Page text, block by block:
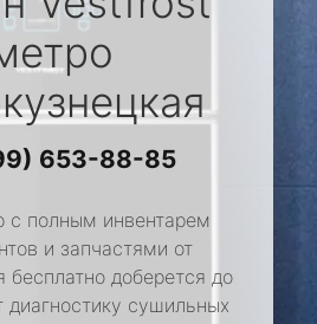
653-88-85
полным инвентарем
и запчастями от
бесплатно доберется до
диагностику сушильных